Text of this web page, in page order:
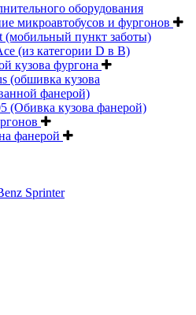
оборудования
микроавтобусов и фургонов
(мобильный пункт заботы)
(из категории D в B)
кузова фургона
(обшивка кузова
фанерой)
(Обивка кузова фанерой)
фанерой
Sprinter